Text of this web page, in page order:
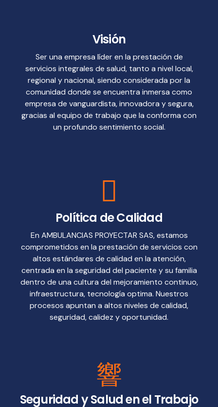
Visión
Ser una empresa líder en la prestación de
servicios integrales de salud, tanto a nivel local,
regional y nacional, siendo considerada por la
comunidad donde se encuentra inmersa como
empresa de vanguardista, innovadora y segura,
gracias al equipo de trabajo que la conforma con
un profundo sentimiento social.
Política de Calidad
En AMBULANCIAS PROYECTAR SAS, estamos
comprometidos en la prestación de servicios con
altos estándares de calidad en la atención,
centrada en la seguridad del paciente y su familia
dentro de una cultura del mejoramiento continuo,
infraestructura, tecnología optima. Nuestros
procesos apuntan a altos niveles de calidad,
seguridad, calidez y oportunidad.
Seguridad y Salud en el Trabajo